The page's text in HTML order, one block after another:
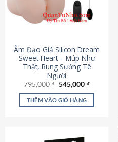
Âm Đạo Giả Silicon Dream
Sweet Heart – Múp Như
Thật, Rung Sướng Tê
Người
795,000₫ Giá
là:
795,000 ₫.
545,000₫Giá
tại
545,000 ₫.
THÊM VÀO GIỎ HÀNG